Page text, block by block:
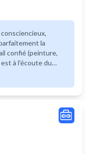
confié (peinture,
à l'écoute du